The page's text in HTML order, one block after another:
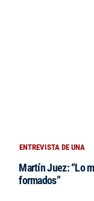
ENTREVISTA DE UNA
Martín Juez: “Lo
formados”